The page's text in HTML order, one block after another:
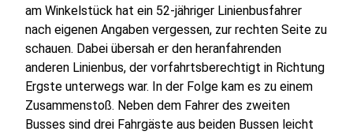
am Winkelstück hat ein 52-jähriger Linienbusfahrer
nach eigenen Angaben vergessen, zur rechten Seite zu
schauen. Dabei übersah er den heranfahrenden
anderen Linienbus, der vorfahrtsberechtigt in Richtung
Ergste unterwegs war. In der Folge kam es zu einem
Zusammenstoß. Neben dem Fahrer des zweiten
Busses sind drei Fahrgäste aus beiden Bussen leicht